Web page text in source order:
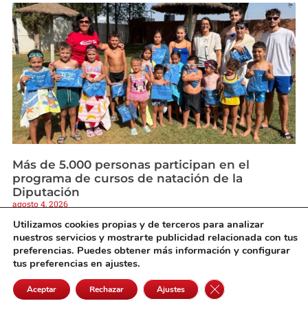
Más de 5.000 personas participan en el
programa de cursos de natación de la
Diputación
agosto 4, 2026
Utilizamos cookies propias y de terceros para analizar
nuestros servicios y mostrarte publicidad relacionada con tus
preferencias. Puedes obtener más información y configurar
tus preferencias en ajustes.
Aceptar Rechazar Ajustes Cerrar el banner de